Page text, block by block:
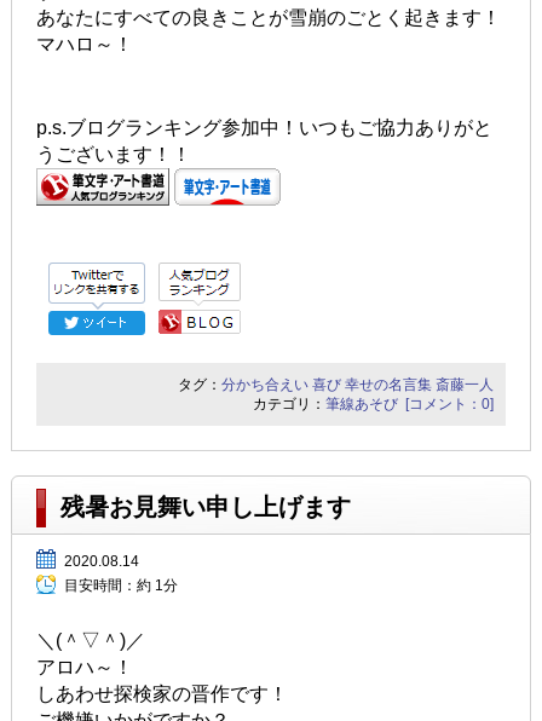
あなたにすべての良きことが雪崩のごとく起きます！
マハロ～！
p.s.ブログランキング参加中！いつもご協力ありがと
うございます！！
タグ：分かち合えい 喜び 幸せの名言集 斎藤一人
カテゴリ：筆線あそび [コメント：0]
残暑お見舞い申し上げます
2020.08.14
目安時間： 約 1分
＼(＾▽＾)／
アロハ～！
しあわせ探検家の晋作です！